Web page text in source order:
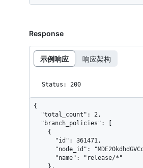
Response
示例响应 响应架构
Status: 200
{